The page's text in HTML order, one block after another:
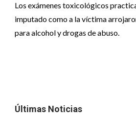
Los exámenes toxicológicos
imputado como a la víctima
para alcohol y drogas de abuso.
Últimas Noticias